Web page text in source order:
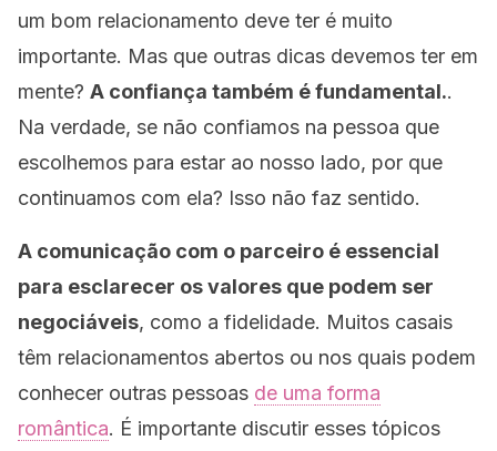
um bom relacionamento deve ter é muito
importante. Mas que outras dicas devemos ter em
mente? A confiança também é fundamental..
Na verdade, se não confiamos na pessoa que
escolhemos para estar ao nosso lado, por que
continuamos com ela? Isso não faz sentido.
A comunicação com o parceiro é essencial
para esclarecer os valores que podem ser
negociáveis, como a fidelidade. Muitos casais
têm relacionamentos abertos ou nos quais podem
conhecer outras pessoas de uma forma
romântica. É importante discutir esses tópicos